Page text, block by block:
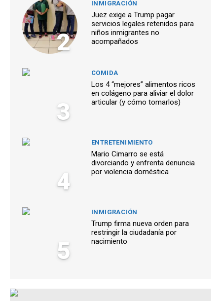
2
INMIGRACIÓN
Juez exige a Trump pagar
servicios legales retenidos para
niños inmigrantes no
acompañados
3
COMIDA
Los 4 “mejores” alimentos ricos
en colágeno para aliviar el dolor
articular (y cómo tomarlos)
4
ENTRETENIMIENTO
Mario Cimarro se está
divorciando y enfrenta denuncia
por violencia doméstica
5
INMIGRACIÓN
Trump firma nueva orden para
restringir la ciudadanía por
nacimiento